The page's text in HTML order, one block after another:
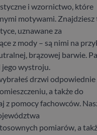
i wzornictwo, które
motywami. Znajdziesz
uznawane za
z mody – są nimi na
brązowej barwie.
jego wystroju.
drzwi
a także do
z pomocy fachowców.
pomiarów, a